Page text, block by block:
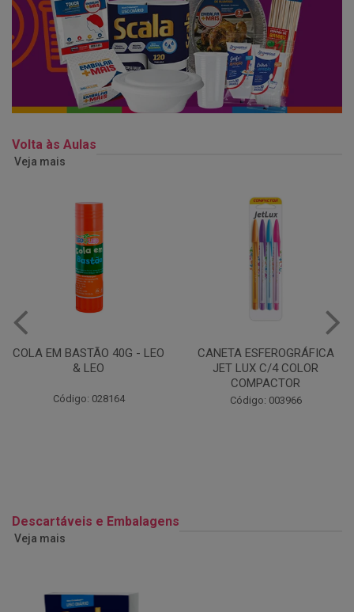
Volta às Aulas
Veja mais
CANETA ESFEROGRÁFICA
JET LUX C/4 COLOR
Código: 003966
CADERNO UNIVERSITARIO
12 MATERIAS CAPA DURA
PAZ JANDAIA 6877...
Código: 038621
Descartáveis e Embalagens
Veja mais